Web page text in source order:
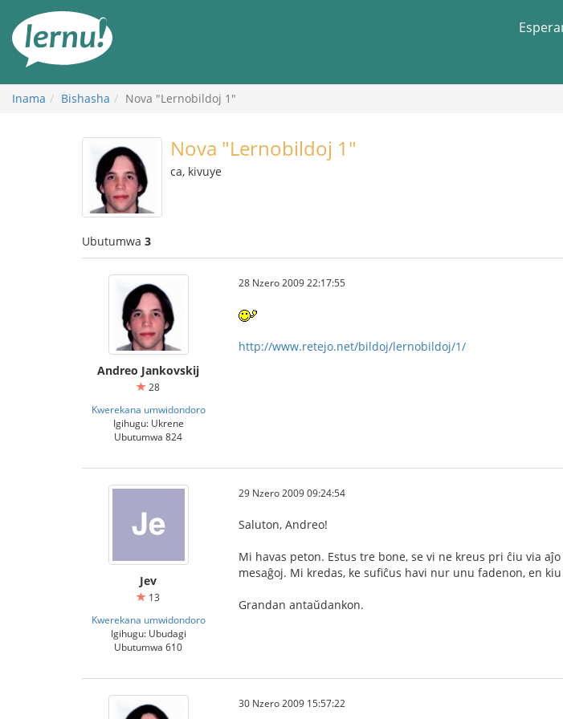
rupapuro
rw'ibirimwo
Inama Bishasha Nova "Lernobildoj 1"
Nova "Lernobildoj 1"
ca, kivuye
Ubutumwa 3
Andreo Jankovskij
28
Kwerekana umwidondoro
Igihugu: Ukrene
Ubutumwa 824
28 Nzero 2009 22:17:55
http://www.retejo.net/bildoj/lernobildoj/1/
Jev
13
Kwerekana umwidondoro
Igihugu: Ubudagi
Ubutumwa 610
29 Nzero 2009 09:24:54
Saluton, Andreo!
Mi havas peton. Estus tre bone, se vi ne kreus pri ĉiu via
mesaĝoj. Mi kredas, ke sufiĉus havi nur unu fadenon, en
Grandan antaŭdankon.
30 Nzero 2009 15:57:22